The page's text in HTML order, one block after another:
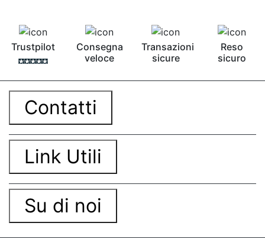
Trustpilot
Consegna
veloce
Transazioni
sicure
Reso
sicuro
Contatti
Link Utili
Su di noi